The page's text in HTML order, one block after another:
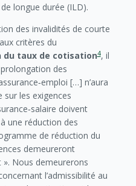
longue durée (ILD).
des invalidités de courte
critères du
du taux de cotisation4, il
des
[…] n’aura
sur les exigences
doivent
une réduction des
de réduction du
demeureront
Nous demeurerons
l’admissibilité au